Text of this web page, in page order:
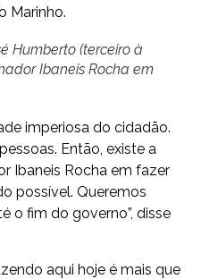
Marinho.
Humberto (terceiro à
Ibaneis Rocha em
imperiosa do cidadão.
Então, existe a
Ibaneis Rocha em fazer
possível. Queremos
o fim do governo”, disse
aqui hoje é mais que